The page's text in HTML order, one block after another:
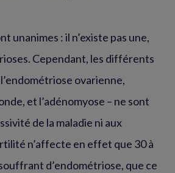
unanimes : il n’existe pas une,
Cependant, les différents
ovarienne,
et l’adénomyose – ne sont
de la maladie ni aux
n’affecte en effet que 30 à
d’endométriose, que ce